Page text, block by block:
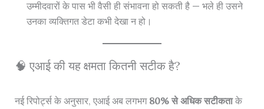
उम्मीदवारों के पास भी वैसी ही संभावना हो सकती है — भले ही उसने
उनका व्यक्तिगत डेटा कभी देखा न हो।
🧠 एआई की यह क्षमता कितनी सटीक है?
नई रिपोर्ट्स के अनुसार, एआई अब लगभग 80% से अधिक सटीकताके